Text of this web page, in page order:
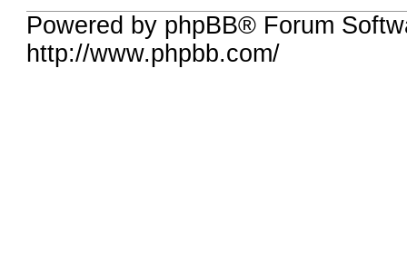
Powered by phpBB® Forum
http://www.phpbb.com/